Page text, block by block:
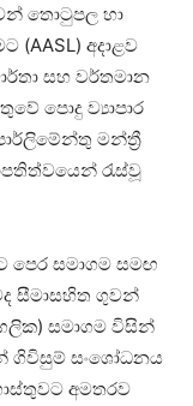
තොටුපල හා
(AASL) අදාළව
සහ වර්තමාන
පොදු ව්‍යාපාර
මන්ත්‍රී
රැස්වූ
පෙර සමාගම සමඟ
සීමාසහිත ගුවන්
සමාගම විසින්
ගිවිසුම් සංශෝධනය
අමතරව